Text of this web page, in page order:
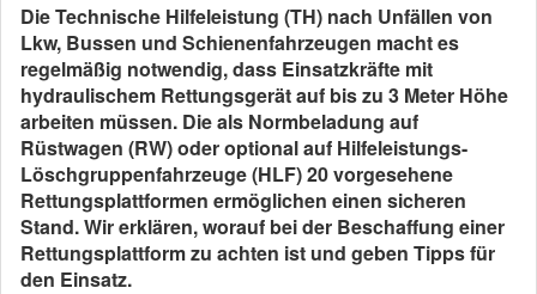
Die Technische Hilfeleistung (TH) nach Unfällen von
Lkw, Bussen und Schienenfahrzeugen macht es
regelmäßig notwendig, dass Einsatzkräfte mit
hydraulischem Rettungsgerät auf bis zu 3 Meter Höhe
arbeiten müssen. Die als Normbeladung auf
Rüstwagen (RW) oder optional auf Hilfeleistungs-
Löschgruppenfahrzeuge (HLF) 20 vorgesehene
Rettungsplattformen ermöglichen einen sicheren
Stand.Wir erklären, worauf bei der Beschaffung einer
Rettungsplattform zu achten ist und geben Tipps für
den Einsatz.